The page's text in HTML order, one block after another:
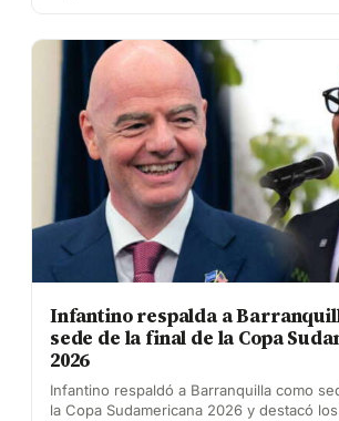
Infantino respalda a
sede de la final de la Copa
2026
Infantino respaldó a Barranquilla como
la Copa Sudamericana 2026 y destacó